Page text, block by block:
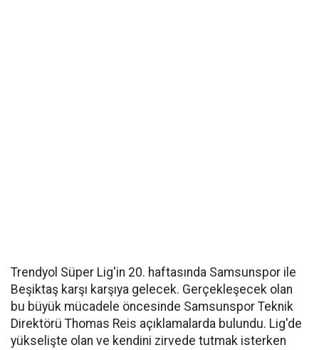
Trendyol Süper Lig'in 20. haftasında Samsunspor ile
Beşiktaş karşı karşıya gelecek. Gerçekleşecek olan
bu büyük mücadele öncesinde Samsunspor Teknik
Direktörü Thomas Reis açıklamalarda bulundu. Lig'de
yükselişte olan ve kendini zirvede tutmak isterken